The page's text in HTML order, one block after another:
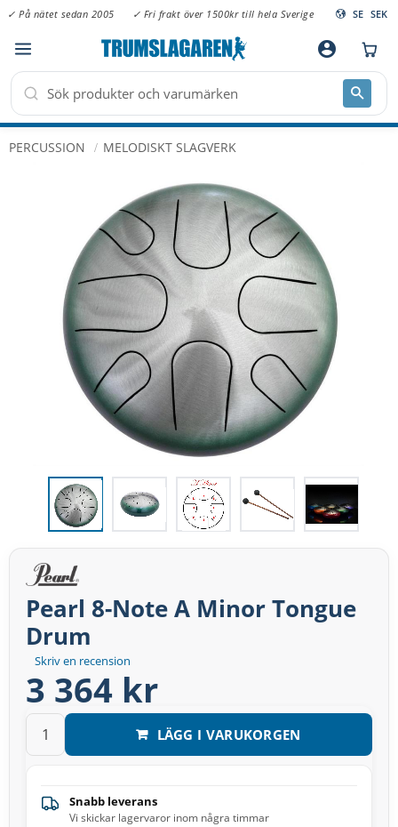
Meny
✓ På nätet sedan 2005 ✓ Fri frakt över 1500kr till hela Sverige SE SEK
account_circle
PERCUSSION MELODISKT SLAGVERK
Skriv en recension
Pearl 8-Note A Minor Tongue
Drum
3 364 kr
LÄGG I VARUKORGEN
Snabb leverans
Vi skickar lagervaror inom några timmar